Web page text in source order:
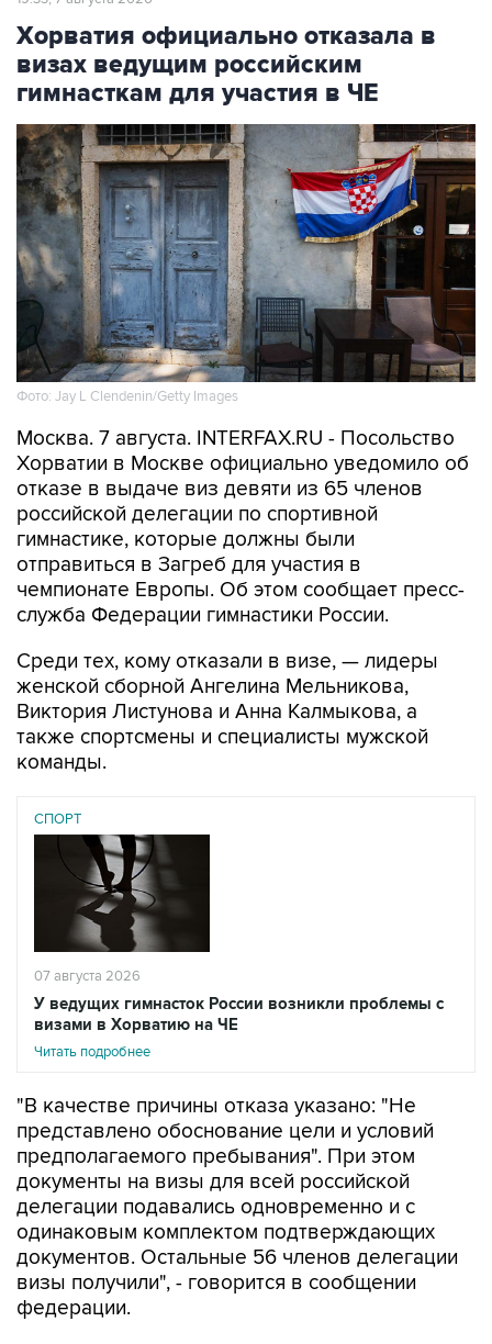
визах ведущим российским
гимнасткам для участия в ЧЕ
Фото: Jay L Clendenin/Getty Images
Москва. 7 августа. INTERFAX.RU - Посольство
отказе в выдаче виз девяти из 65 членов
российской делегации по спортивной
гимнастике, которые должны были
отправиться в Загреб для участия в
чемпионате Европы. Об этом сообщает пресс-
служба Федерации гимнастики России.
Среди тех, кому отказали в визе, — лидеры
Виктория Листунова и Анна Калмыкова, а
также спортсмены и специалисты мужской
команды.
СПОРТ
07 августа 2026
У ведущих гимнасток России возникли проблемы с
визами в Хорватию на ЧЕ
Читать подробнее
"В качестве причины отказа указано: "Не
предполагаемого пребывания". При этом
документы на визы для всей российской
делегации подавались одновременно и с
одинаковым комплектом подтверждающих
документов. Остальные 56 членов делегации
визы получили", - говорится в сообщении
федерации.
В организации расценили решение Хорватии